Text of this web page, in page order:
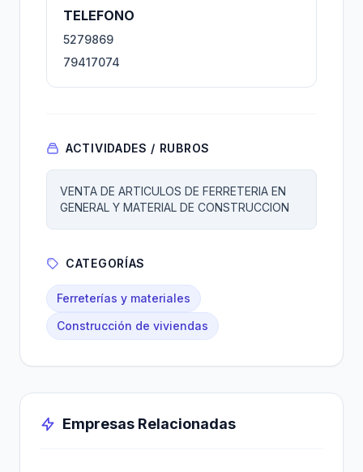
TELEFONO
5279869
79417074
ACTIVIDADES / RUBROS
VENTA DE ARTICULOS DE FERRETERIA EN
GENERAL Y MATERIAL DE CONSTRUCCION
CATEGORÍAS
Ferreterías y materiales
Construcción de viviendas
Empresas Relacionadas